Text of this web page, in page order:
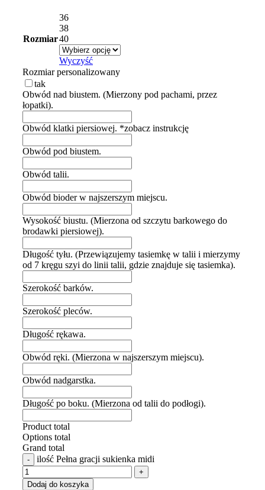
Rozmiar
36
38
40
Wyczyść
Rozmiar personalizowany
tak
Obwód nad biustem. (Mierzony pod pachami, przez
łopatki).
Obwód klatki piersiowej. *zobacz instrukcję
Obwód pod biustem.
Obwód talii.
Obwód bioder w najszerszym miejscu.
Wysokość biustu. (Mierzona od szczytu barkowego do
brodawki piersiowej).
Długość tyłu. (Przewiązujemy tasiemkę w talii i mierzymy
od 7 kręgu szyi do linii talii, gdzie znajduje się tasiemka).
Szerokość barków.
Szerokość pleców.
Długość rękawa.
Obwód ręki. (Mierzona w najszerszym miejscu).
Obwód nadgarstka.
Długość po boku. (Mierzona od talii do podłogi).
Product total
Options total
Grand total
ilość Pełna gracji sukienka midi
Dodaj do koszyka